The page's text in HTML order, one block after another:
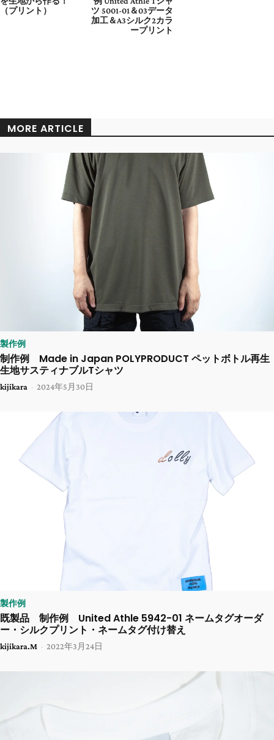
（プリント）
ツ 5001-01＆03データ
加工＆A3シルク2カラ
ープリント
MORE ARTICLE
製作例
制作例 Made in Japan POLYPRODUCT ペットボトル再生
生地サスティナブルTシャツ
kijikara - 2024年5月30日
製作例
既製品 制作例 United Athle 5942-01 ネームタグオーダ
ー・シルクプリント・ネームタグ付け替え
kijikara.M - 2022年3月24日